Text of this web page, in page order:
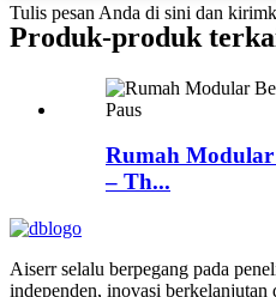
Tulis pesan Anda di sini dan
Produk-produk
Rumah
– Th...
Aiserr selalu berpegang pada
independen, inovasi berkelanjutan